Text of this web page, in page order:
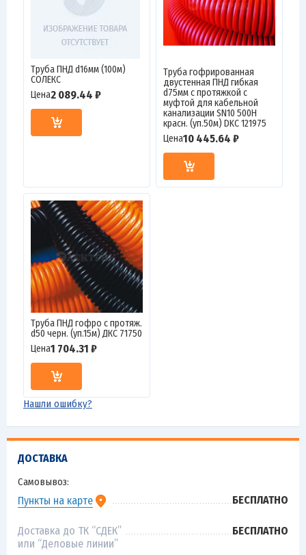
ДОСТАВКА
Самовывоз:
Пункты на карте БЕСПЛАТНО
Доставка до ТК “СДЕК”
или “Деловые линии”
БЕСПЛАТНО
Труба ПНД d16мм (100м)
СОЛЕКС
Цена2 089.44 ₽
Труба гофрированная
двустенная ПНД гибкая
d75мм с протяжкой с
муфтой для кабельной
канализации SN10 500Н
красн. (уп.50м) DKC 121975
Цена10 445.64 ₽
Труба ПНД гофро c протяж.
d50 черн. (уп.15м) ДКС 71750
Цена1 704.31 ₽
Нашли ошибку?